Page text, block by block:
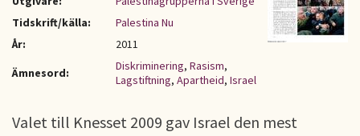
Tidskrift/källa:
Palestina Nu
År:
2011
Ämnesord:
Diskriminering, Rasism,
Lagstiftning, Apartheid, Israel
Valet till Knesset 2009 gav Israel den mest